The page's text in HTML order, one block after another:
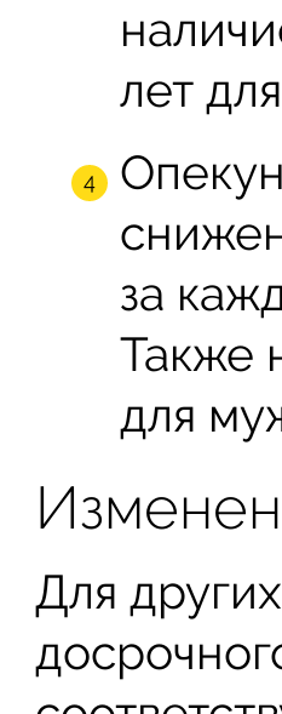
лет
за
Также
для
Для